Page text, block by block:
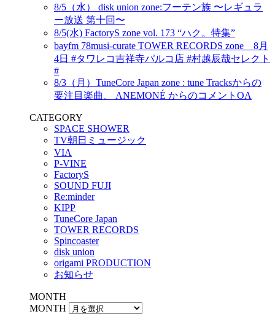
8/5（水） disk union zone:フーテン族 〜レギュラ
ー放送 第十回〜
8/5(水) FactoryS zone vol. 173 “ハク。特集”
bayfm 78musi-curate TOWER RECORDS zone 8月
4日 #タワレコ吉祥寺パルコ店 #村越辰哉セレクト
#
8/3（月）TuneCore Japan zone : tune Tracksからの
要注目楽曲、 ANEMONÉ からのコメントOA
CATEGORY
SPACE SHOWER
TV朝日ミュージック
VIA
P-VINE
FactoryS
SOUND FUJI
Re:minder
KIPP
TuneCore Japan
TOWER RECORDS
Spincoaster
disk union
origami PRODUCTION
お知らせ
MONTH
MONTH